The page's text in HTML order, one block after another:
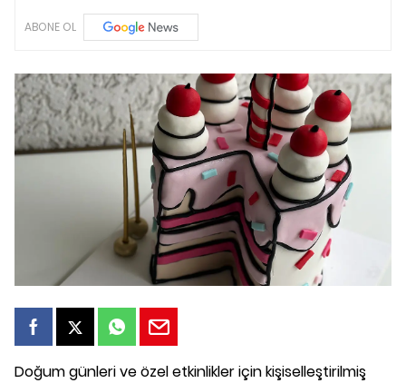
ABONE OL
Doğum günleri ve özel etkinlikler için kişiselleştirilmiş